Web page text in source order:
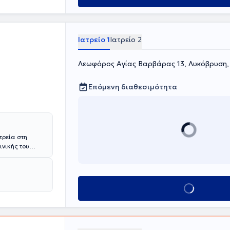
στη
του
είναι
της
για
Ιατρείο 1Ιατρείο 2
Λεωφόρος Αγίας Βαρβάρας 13,
Επόμενη διαθεσιμότητα
Κλείσε ραντεβού